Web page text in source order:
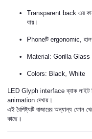
Transparent back এর
যায়।
Phoneটি ergonomic,
Material: Gorilla
Colors: Black, White
LED Glyph interface ব্যাক লাইট
animation দেখায়।
এই বৈশিষ্ট্যটি বাজারের অন্যান্য ফোন
কাছে।